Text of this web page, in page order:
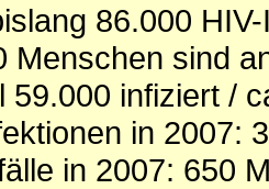
86.000
Menschen sind
59.000 infiziert /
in 2007:
in 2007: 650